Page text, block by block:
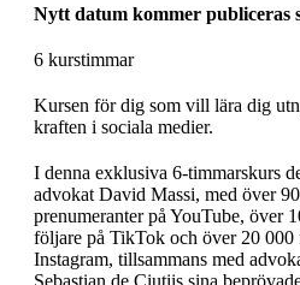
Nytt datum kommer publiceras
6 kurstimmar
Kursen för dig som vill lära dig
kraften i sociala medier.
I denna exklusiva 6-timmarskurs
advokat David Massi, med över
prenumeranter på YouTube, över
följare på TikTok och över 20 000
Instagram, tillsammans med
Sebastian de Ciutiis sina